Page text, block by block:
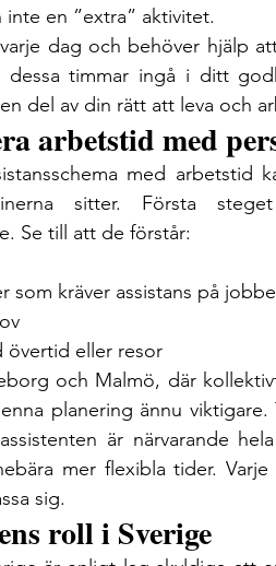
en ”extra” aktivitet.
dag och behöver hjälp
dessa timmar ingå i ditt
del av din rätt att leva och
arbetstid med
med
sitter. Första
Se till att de förstår:
som kräver assistans på
övertid eller resor
och Malmö, där
planering ännu
är närvarande
mer flexibla tider.
sig.
roll i Sverige